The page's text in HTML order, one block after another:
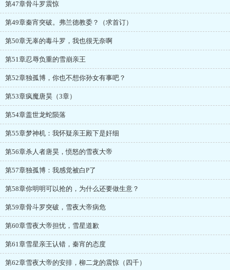
第47章骨斗罗震惊
第49章秦宵突破。弗兰德教委？（求首订）
第50章无辜的毒斗罗，我也很无奈啊
第51章忍辱负重的雪崩亲王
第52章独孤博，你也不想你孙女有事吧？
第53章疯魔唐昊（3章）
第54章盖世龙蛇陨落
第55章梦神机：我怀疑亲王殿下是奸细
第56章杀人者唐昊，愤怒的雪夜大帝
第57章独孤博：我感觉被白P了
第58章你明明可以抢的，为什么还要做生意？
第59章骨斗罗突破，雪夜大帝病危
第60章雪夜大帝担忧，雪星道歉
第61章雪星亲王认错，秦宵的态度
第62章雪夜大帝的安排，柳二龙的震惊（四千）